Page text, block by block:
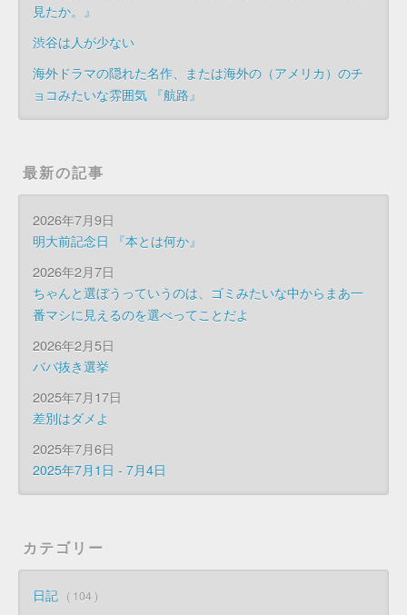
見たか。』
渋谷は人が少ない
海外ドラマの隠れた名作、または海外の（アメリカ）のチ
ョコみたいな雰囲気 『航路』
最新の記事
2026年7月9日
明大前記念日 『本とは何か』
2026年2月7日
ちゃんと選ぼうっていうのは、ゴミみたいな中からまあ一
番マシに見えるのを選べってことだよ
2026年2月5日
ババ抜き選挙
2025年7月17日
差別はダメよ
2025年7月6日
2025年7月1日 - 7月4日
カテゴリー
日記 104